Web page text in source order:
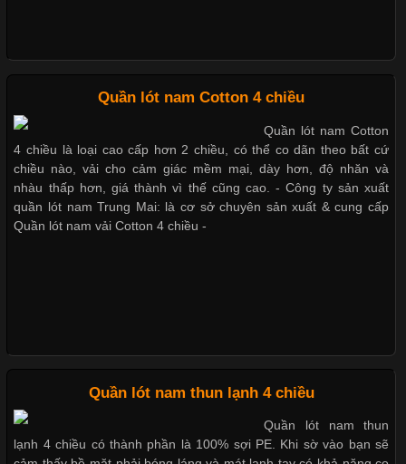
Chất Liệu Bamboo Xu Hướng Mới Trong Ngành Thời Trang
Cập nhật 2026-05-21 14:59:25
Trong những năm gần đây, vải Bamboo đang trở thành một
trong những chất liệu được yêu thích trong ngành thời trang
nhờ đặc tính mềm mại, thoáng khí và thân thiện với môi trường.
Không chỉ được ứng dụng trong quần áo thường ngày, loại vải
Cập nhật 2026-05-20 14:58:56
Vải thun là một trong những chất liệu được sử dụng rộng rãi
nhất trong ngành thời trang nhờ đặc tính co giãn, mềm mại và
thoải mái khi mặc. Từ áo thun, đồ thể thao cho đến đồ lót nam,
Bộ sưu tập quần lót nam Boxer TpHCM
Quần lót nam boxer thun lạnh
Nguyên bộ quần lót nam Boxer thun lạnh giá rẻ
Quần lót nam Cotton 4 chiều
Quần lót nam Cotton
4 chiều là loại cao cấp hơn 2 chiều, có thể co dãn theo bất cứ
chiều nào, vải cho cảm giác mềm mại, dày hơn, độ nhăn và
nhàu thấp hơn, giá thành vì thế cũng cao. - Công ty sản xuất
quần lót nam Trung Mai: là cơ sở chuyên sản xuất & cung cấp
Quần lót nam vải Cotton 4 chiều -
Quần lót nam thun lạnh 4 chiều
Quần lót nam thun
lạnh 4 chiều có thành phần là 100% sợi PE. Khi sờ vào bạn sẽ